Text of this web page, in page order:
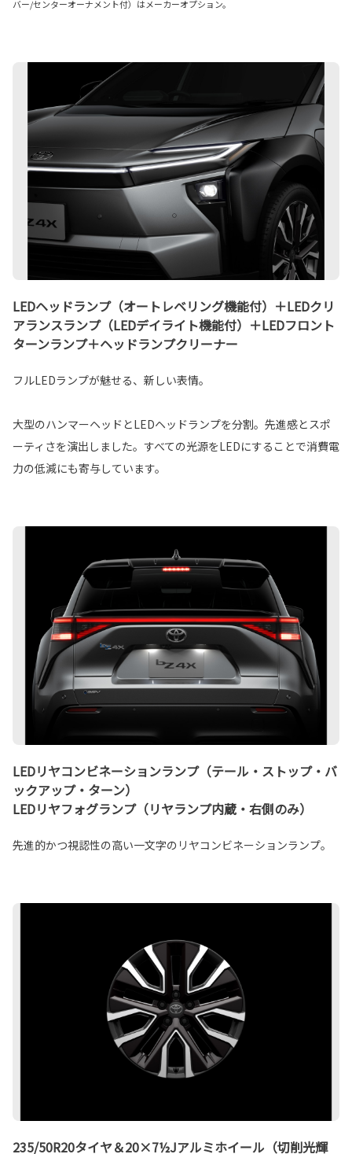
バー/センターオーナメント付）はメーカーオプション。
LEDヘッドランプ（オートレベリング機能付）＋LEDクリ
アランスランプ（LEDデイライト機能付）＋LEDフロント
ターンランプ＋ヘッドランプクリーナー
フルLEDランプが魅せる、新しい表情。
大型のハンマーヘッドとLEDヘッドランプを分割。先進感とスポ
ーティさを演出しました。すべての光源をLEDにすることで消費電
力の低減にも寄与しています。
LEDリヤコンビネーションランプ（テール・ストップ・バ
ックアップ・ターン）
LEDリヤフォグランプ（リヤランプ内蔵・右側のみ）
先進的かつ視認性の高い一文字のリヤコンビネーションランプ。
235/50R20タイヤ＆20×7½Jアルミホイール（切削光輝